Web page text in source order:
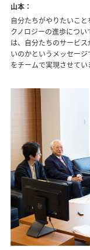
山本：
自分たちがやりたいこ
クノロジーの進歩につ
は、自分たちのサービ
いのかというメッセー
をチームで実現させてい